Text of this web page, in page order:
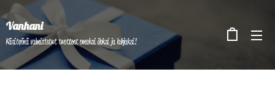
Vanhani
Käsityönä valmistetut tuotteet omaksi iloksi ja lahjaksi!